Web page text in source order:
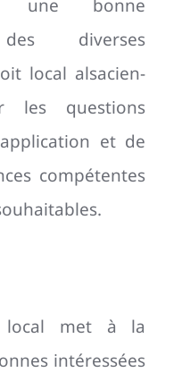
une bonne
des diverses
local alsacien-
les questions
et de
compétentes
local met à la
intéressées